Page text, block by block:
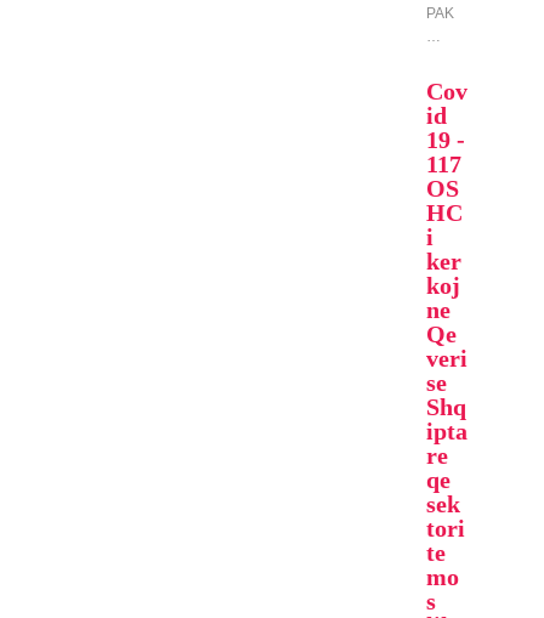
PAK
…
Cov
id
19 -
117
OS
HC
i
ker
koj
ne
Qe
veri
se
Shq
ipta
re
qe
sek
tori
te
mo
s